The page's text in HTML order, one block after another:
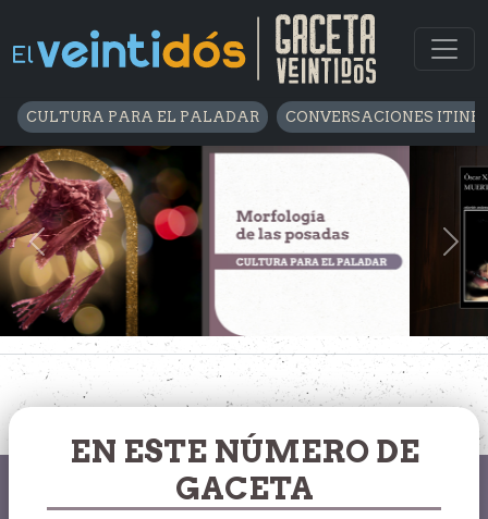
CULTURA PARA EL PALADAR CONVERSACIONES
Previous
EN ESTE NÚMERO DE
GACETA